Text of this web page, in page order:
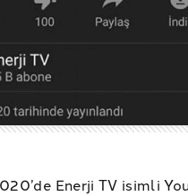
Enerji TV isimli